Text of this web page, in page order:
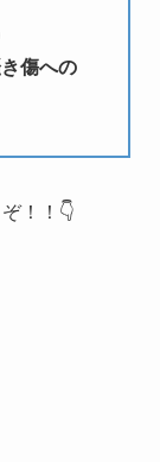
傷への
！！👇